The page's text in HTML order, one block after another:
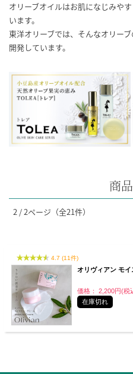
オリーブオイルはお肌になじみや
います。
東洋オリーブでは、そんなオリー
開発しています。
商
2 / 2ページ （全21件）
4.7 (11件)
オリヴィアン モ
価格： 2,200円(税
在庫切れ